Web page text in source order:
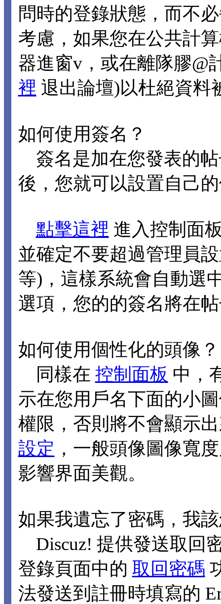
問時的登錄狀態，而不
考慮，如果您在公共計
器進窗v，或在離隊膠@
裡 退出論壇)以杜絕資料
如何使用簽名？
簽名是加在您發表的
後，您就可以設置自己
點擊這裡 進入控制面
並確定不要超過管理員
等)，這樣系統會自動選
選項，您的的簽名將在
如何使用個性化的頭像？
同樣在 控制面板 中，
示在您用戶名下面的小
權限，否則將不會顯示
設定 ，一般頭像圖像寬
影響界面美觀。
如果我遺忘了密碼，我
Discuz! 提供發送取回
登錄頁面中的 取回密碼
法發送到註冊時填寫的